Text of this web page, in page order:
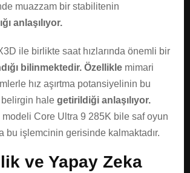
muazzam bir stabilitenin
anlaşılıyor.
ile birlikte saat hızlarında önemli bir
bilinmektedir. Özellikle mimari
hız aşırtma potansiyelinin bu
hale getirildiği anlaşılıyor.
modeli Core Ultra 9 285K bile saf oyun
bu işlemcinin gerisinde kalmaktadır.
ve Yapay Zeka